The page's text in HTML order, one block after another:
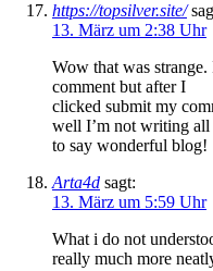
https://topsilver.site/
13. März um 2:38 Uhr
Wow that was
comment but after I
clicked submit my
well I’m not writing all
to say wonderful blog!
Arta4d sagt:
13. März um 5:59 Uhr
What i do not
really much more